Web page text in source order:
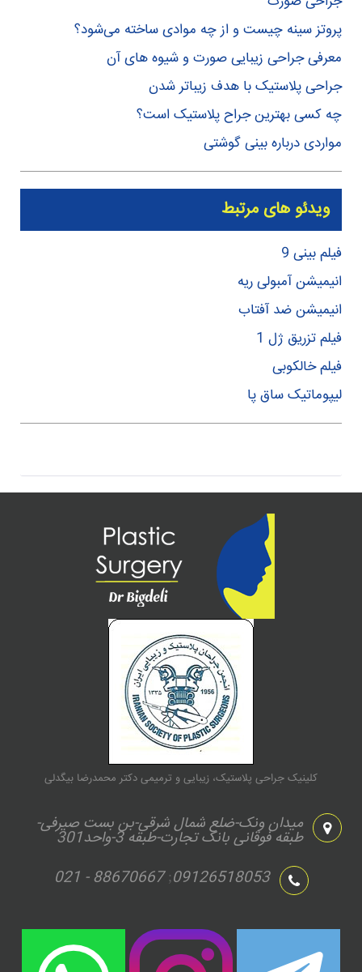
پروتز سینه چیست و از چه موادی ساخته می‌شود؟
معرفی جراحی زیبایی صورت و شیوه های آن
جراحی پلاستیک با هدف زیباتر شدن
چه کسی بهترین جراح پلاستیک است؟
مواردی درباره بینی گوشتی
ویدئو های مرتبط
فیلم بینی 9
انیمیشن آمبولی ریه
انیمیشن ضد آفتاب
فیلم تزریق ژل 1
فیلم خالکوبی
لیپوماتیک ساق پا
کلینیک جراحی پلاستیک، زیبایی و ترمیمی دکتر محمدرضا بیگدلی
میدان ونک-ضلع شمال شرقی-بن بست صیرفی-
طبقه فوقانی بانک تجارت-طبقه 3-واحد301
09126518053
;
021 - 88670667